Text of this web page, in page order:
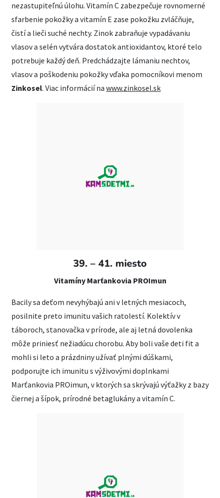
nezastupiteľnú úlohu. Vitamín C zabezpečuje rovnomerné
sfarbenie pokožky a vitamín E zase pokožku zvláčňuje,
čistí a lieči suché nechty. Zinok zabraňuje vypadávaniu
vlasov a selén vytvára dostatok antioxidantov, ktoré telo
potrebuje každý deň. Predchádzajte lámaniu nechtov,
vlasov a poškodeniu pokožky vďaka pomocníkovi menom
Zinkosel. Viac informácií na www.zinkosel.sk
39. – 41. miesto
Vitamíny Marťankovia PROImun
Bacily sa deťom nevyhýbajú ani v letných mesiacoch,
posilnite preto imunitu vašich ratolestí. Kolektív v
táboroch, stanovačka v prírode, ale aj letná dovolenka
môže priniesť nežiadúcu chorobu. Aby boli vaše deti fit a
mohli si leto a prázdniny užívať plnými dúškami,
podporujte ich imunitu s výživovými doplnkami
Marťankovia PROimun, v ktorých sa skrývajú výťažky z bazy
čiernej a šípok, prírodné betaglukány a vitamín C.